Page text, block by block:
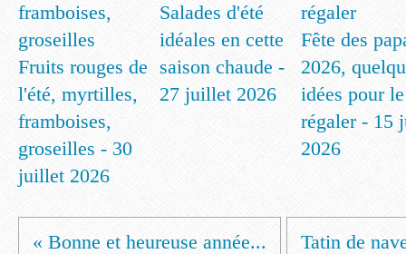
Fruits rouges de
l'été, myrtilles,
framboises,
groseilles - 30
juillet 2026
Salades d'été
idéales en cette
saison chaude -
27 juillet 2026
Fête des
2026,
idées pour le
régaler - 15
2026
« Bonne et heureuse année... Tatin de